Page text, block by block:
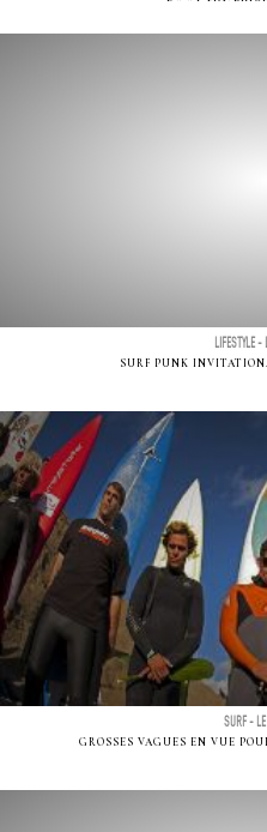
LIFESTYLE
SURF PUNK
SURF -
GROSSES VAGUES EN VUE